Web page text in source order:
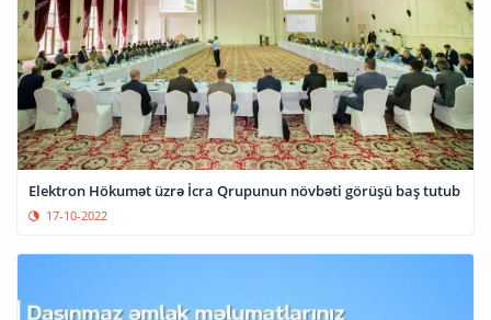
Elektron Hökumət üzrə İcra Qrupunun növbəti görüşü baş tutub
17-10-2022